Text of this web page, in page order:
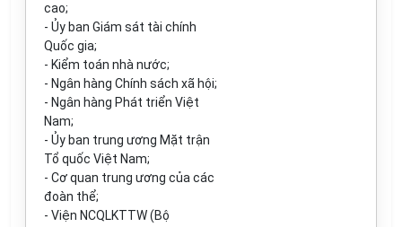
cao;
- Ủy ban Giám sát tài chính
Quốc gia;
- Kiểm toán nhà nước;
- Ngân hàng Chính sách xã hội;
- Ngân hàng Phát triển Việt
Nam;
- Ủy ban trung ương Mặt trận
Tổ quốc Việt Nam;
- Cơ quan trung ương của các
đoàn thể;
- Viện NCQLKTTW (Bộ